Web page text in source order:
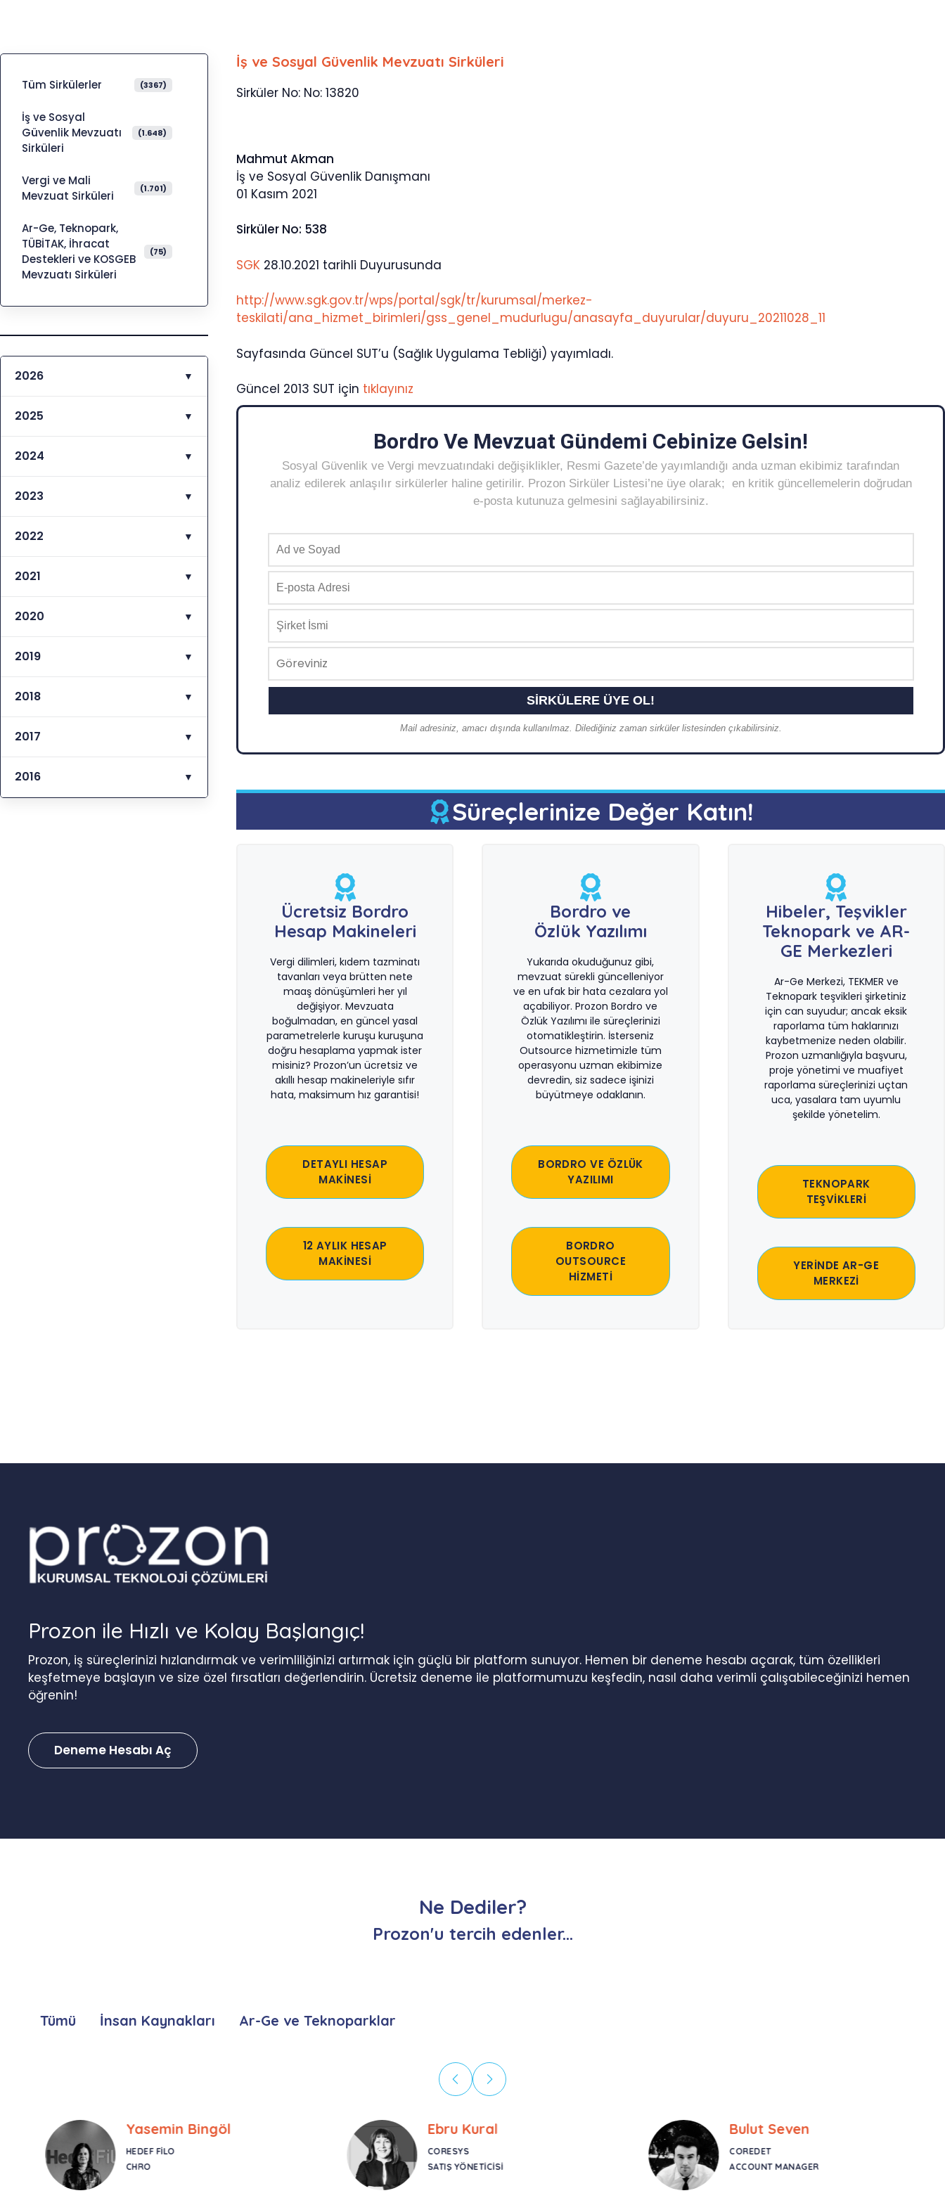
İş ve Sosyal Güvenlik Mevzuatı Sirküleri
Sirküler No: No: 13820
Mahmut Akman
İş ve Sosyal Güvenlik Danışmanı
01 Kasım 2021
Sirküler No: 538
SGK 28.10.2021 tarihli Duyurusunda
http://www.sgk.gov.tr/wps/portal/sgk/tr/kurumsal/merkez-
teskilati/ana_hizmet_birimleri/gss_genel_mudurlugu/anasayfa_duyurular/duyuru_20211028_11
Sayfasında Güncel SUT’u (Sağlık Uygulama Tebliği) yayımladı.
Güncel 2013 SUT için tıklayınız
Bordro Ve Mevzuat Gündemi Cebinize Gelsin!
Sosyal Güvenlik ve Vergi mevzuatındaki değişiklikler, Resmi Gazete’de yayımlandığı anda uzman ekibimiz tarafından
analiz edilerek anlaşılır sirkülerler haline getirilir. Prozon Sirküler Listesi’ne üye olarak; en kritik güncellemelerin doğrudan
e-posta kutunuza gelmesini sağlayabilirsiniz.
Mail adresiniz, amacı dışında kullanılmaz. Dilediğiniz zaman sirküler listesinden çıkabilirsiniz.
Süreçlerinize Değer Katın!
Ücretsiz Bordro
Hesap Makineleri
Vergi dilimleri, kıdem tazminatı
tavanları veya brütten nete
maaş dönüşümleri her yıl
değişiyor. Mevzuata
boğulmadan, en güncel yasal
parametrelerle kuruşu kuruşuna
doğru hesaplama yapmak ister
misiniz? Prozon’un ücretsiz ve
akıllı hesap makineleriyle sıfır
hata, maksimum hız garantisi!
DETAYLI HESAP
MAKİNESİ
12 AYLIK HESAP
MAKİNESİ
Bordro ve
Özlük Yazılımı
Yukarıda okuduğunuz gibi,
mevzuat sürekli güncelleniyor
ve en ufak bir hata cezalara yol
açabiliyor. Prozon Bordro ve
Özlük Yazılımı ile süreçlerinizi
otomatikleştirin. İsterseniz
Outsource hizmetimizle tüm
operasyonu uzman ekibimize
devredin, siz sadece işinizi
büyütmeye odaklanın.
BORDRO VE ÖZLÜK
YAZILIMI
BORDRO
OUTSOURCE
HİZMETİ
Hibeler, Teşvikler
Teknopark ve AR-
GE Merkezleri
Ar-Ge Merkezi, TEKMER ve
Teknopark teşvikleri şirketiniz
için can suyudur; ancak eksik
raporlama tüm haklarınızı
kaybetmenize neden olabilir.
Prozon uzmanlığıyla başvuru,
proje yönetimi ve muafiyet
raporlama süreçlerinizi uçtan
uca, yasalara tam uyumlu
şekilde yönetelim.
TEKNOPARK
TEŞVİKLERİ
YERİNDE AR-GE
MERKEZİ
Tüm Sirkülerler (3367)
İş ve Sosyal
Güvenlik Mevzuatı
Sirküleri
(1.648)
Vergi ve Mali
Mevzuat Sirküleri
(1.701)
Ar-Ge, Teknopark,
TÜBİTAK, İhracat
Destekleri ve KOSGEB
Mevzuatı Sirküleri
(75)
2026 ▼
2025 ▼
2024 ▼
2023 ▼
2022 ▼
2021 ▼
2020 ▼
2019 ▼
2018 ▼
2017 ▼
2016 ▼
Prozon ile Hızlı ve Kolay Başlangıç!
Prozon, iş süreçlerinizi hızlandırmak ve verimliliğinizi artırmak için güçlü bir platform sunuyor. Hemen bir deneme hesabı açarak, tüm özellikleri
keşfetmeye başlayın ve size özel fırsatları değerlendirin. Ücretsiz deneme ile platformumuzu keşfedin, nasıl daha verimli çalışabileceğinizi hemen
öğrenin!
Deneme Hesabı Aç
Ne Dediler?
Prozon'u tercih edenler...
Tümü İnsan Kaynakları Ar-Ge ve Teknoparklar
Yasemin Bingöl
HEDEF FILO
CHRO
Ebru Kural
CORESYS
SATIŞ YÖNETICISI
Bulut Seven
COREDET
ACCOUNT MANAGER